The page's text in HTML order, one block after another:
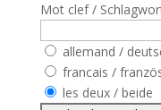
Mot clef /
allemand /
francais /
les deux / beide